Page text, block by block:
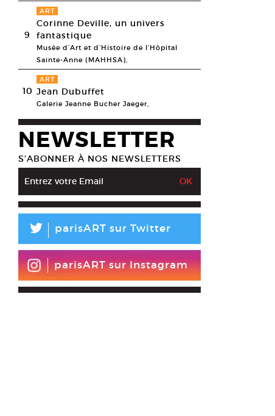
9
ART
Corinne Deville, un univers
fantastique
Musée d’Art et d’Histoire de l’Hôpital
Sainte-Anne (MAHHSA),
10
ART
Jean Dubuffet
Galerie Jeanne Bucher Jaeger,
NEWSLETTER
S’ABONNER À NOS NEWSLETTERS
L parisART sur Twitter
parisART sur Instagram